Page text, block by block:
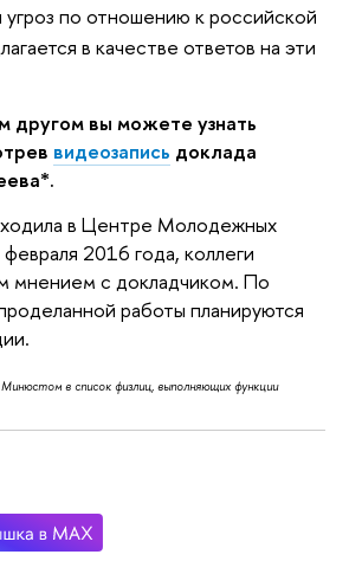
угроз по отношению к российской
в качестве ответов на эти
другом вы можете узнать
видеозапись доклада
в Центре Молодежных
2016 года, коллеги
мнением с докладчиком. По
работы планируются
в список физлиц, выполняющих функции